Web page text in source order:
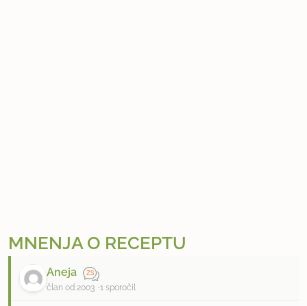
MNENJA O RECEPTU
Aneja
član od 2003 1 sporočil